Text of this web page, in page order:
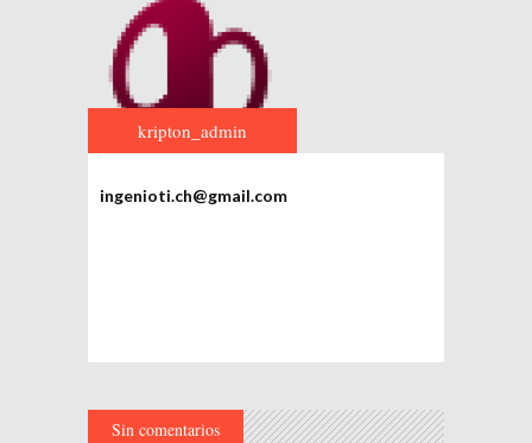
kripton_admin
ingenioti.ch@gmail.com
Sin comentarios